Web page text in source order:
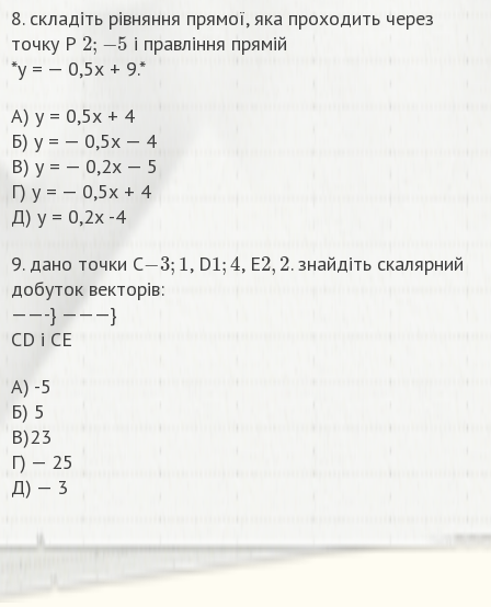
8. складіть рівняння прямої, яка проходить через
точку Р 2;− 5
і правління прямій
*у = — 0,5х + 9.*
А) у = 0,5х + 4
Б) у = — 0,5х — 4
В) у = — 0,2х — 5
Г) у = — 0,5х + 4
Д) у = 0,2х -4
9. дано точки С
3; , D1 4, E2 2. знайдіть скалярний
добуток векторів:
——-} ———}
СD i CE
A) -5
Б) 5
В)23
Г) — 25
Д) — 3